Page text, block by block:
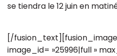
se tiendra le 12 juin en
[/
image_id= »25996|full »